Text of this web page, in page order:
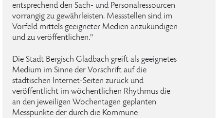
entsprechend den Sach- und Personalressourcen
vorrangig zu gewährleisten. Messstellen sind im
Vorfeld mittels geeigneter Medien anzukündigen
und zu veröffentlichen."
Die Stadt Bergisch Gladbach greift als geeignetes
Medium im Sinne der Vorschrift auf die
städtischen Internet-Seiten zurück und
veröffentlicht im wöchentlichen Rhythmus die
an den jeweiligen Wochentagen geplanten
Messpunkte der durch die Kommune